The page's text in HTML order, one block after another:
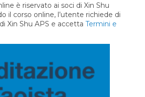
è riservato ai soci di Xin Shu
il corso online, l’utente richiede di
Xin Shu APS e accetta Termini e